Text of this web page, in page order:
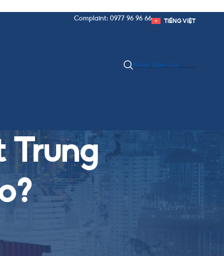
Complaint: 0977 96 96 66 TIẾNG VIỆT
Nhận Báo Giá
Trung